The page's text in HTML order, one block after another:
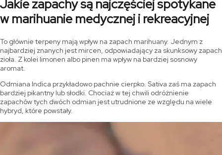
Jakie zapachy są najczęściej spotykane
w marihuanie medycznej i rekreacyjnej
To głównie terpeny mają wpływ na zapach marihuany. Jednym z
najbardziej znanych jest mircen, odpowiadający za skunksowy zapach
zioła. Z kolei limonen albo pinen ma wpływ na bardziej sosnowy
aromat.
Odmiana Indica przykładowo pachnie cierpko. Sativa zaś ma zapach
bardziej pikantny lub słodki. Chociaż w tej chwili odróżnienie
zapachów tych dwóch odmian jest utrudnione ze względu na wiele
hybryd, które powstały.